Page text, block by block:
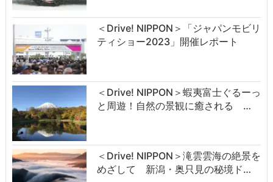
＜Drive! NIPPON＞「ジャパンモビリ
ティショー2023」開催レポート
＜Drive! NIPPON＞蝦夷富士ぐるーっ
と周遊！自然の景観に癒される …
＜Drive! NIPPON＞滝雲雲海の絶景を
めざして 新潟・奥只見の秘境ド…